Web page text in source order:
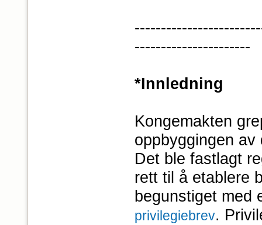
*Innledning
Kongemakten
oppbyggingen
Det ble fastlagt
rett til å etablere
begunstiget med
privilegiebrev.